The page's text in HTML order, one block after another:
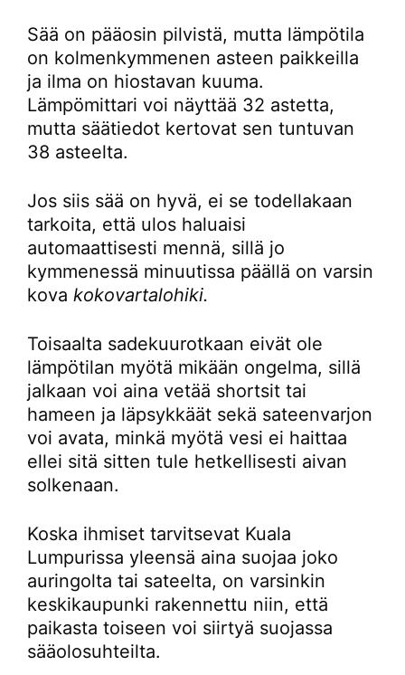
Sää on pääosin pilvistä, mutta lämpötila
on kolmenkymmenen asteen paikkeilla
ja ilma on hiostavan kuuma.
Lämpömittari voi näyttää 32 astetta,
mutta säätiedot kertovat sen tuntuvan
38 asteelta.
Jos siis sää on hyvä, ei se todellakaan
tarkoita, että ulos haluaisi
automaattisesti mennä, sillä jo
kymmenessä minuutissa päällä on varsin
kova kokovartalohiki.
Toisaalta sadekuurotkaan eivät ole
lämpötilan myötä mikään ongelma, sillä
jalkaan voi aina vetää shortsit tai
hameen ja läpsykkäät sekä sateenvarjon
voi avata, minkä myötä vesi ei haittaa
ellei sitä sitten tule hetkellisesti aivan
solkenaan.
Koska ihmiset tarvitsevat Kuala
Lumpurissa yleensä aina suojaa joko
auringolta tai sateelta, on varsinkin
keskikaupunki rakennettu niin, että
paikasta toiseen voi siirtyä suojassa
sääolosuhteilta.